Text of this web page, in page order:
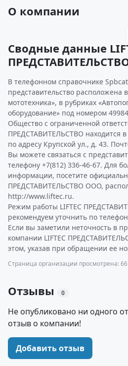
О компании
Сводные данные
В телефонном справочнике
представительство расположена
мототехника», в рубриках
оборудование» под номером
Общество с ограниченной
ПРЕДСТАВИТЕЛЬСТВО находится в
по адресу Крупской ул., д. 43.
Вы можете связаться с
телефону +7(812) 336-46-67. Для
информации, посетите
ПРЕДСТАВИТЕЛЬСТВО ООО,
http://www.liftec.ru.
Режим работы LIFTEC
рекомендуем уточнить по
Если вы заметили неточность в
компании LIFTEC
этом, указав при обращении ее
Страница организации просмотрена:
Отзывы 0
Не опубликовано ни одного
отзыв о компании!
Добавить отзыв